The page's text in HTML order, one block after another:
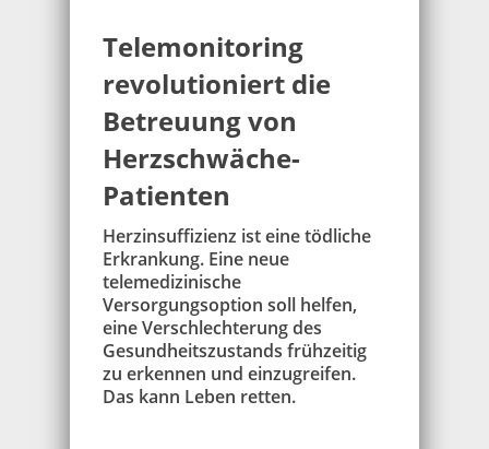
Telemonitoring
revolutioniert die
Betreuung von
Herzschwäche-
Patienten
Herzinsuffizienz ist eine tödliche
Erkrankung. Eine neue
telemedizinische
Versorgungsoption soll helfen,
eine Verschlechterung des
Gesundheitszustands frühzeitig
zu erkennen und einzugreifen.
Das kann Leben retten.